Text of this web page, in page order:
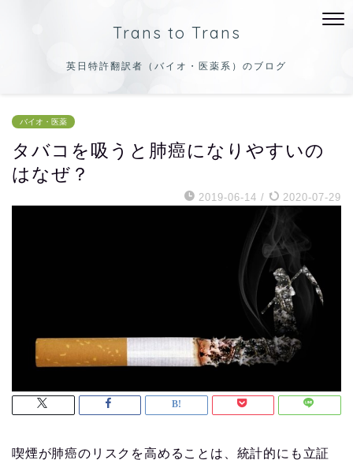
Trans to Trans
英日特許翻訳者（バイオ・医薬系）のブログ
バイオ・医薬
タバコを吸うと肺癌になりやすいの
はなぜ？
2019-06-14 / 2020-07-29
喫煙が肺癌のリスクを高めることは、統計的にも立証